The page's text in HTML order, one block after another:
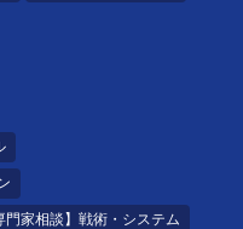
門家相談】戦術・システム